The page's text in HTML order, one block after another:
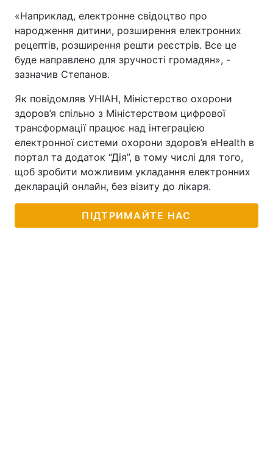
«Наприклад, електронне свідоцтво про
народження дитини, розширення електронних
рецептів, розширення решти реєстрів. Все це
буде направлено для зручності громадян», -
зазначив Степанов.
Як повідомляв УНІАН, Міністерство охорони
здоров’я спільно з Міністерством цифрової
трансформації працює над інтеграцією
електронної системи охорони здоров’я eHealth в
портал та додаток “Дія”, в тому числі для того,
щоб зробити можливим укладання електронних
декларацій онлайн, без візиту до лікаря.
ПІДТРИМАЙТЕ НАС